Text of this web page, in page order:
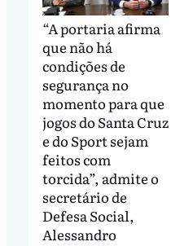
“A portaria afirma
que não há
condições de
segurança no
momento para que
jogos do Santa Cruz
e do Sport sejam
feitos com
torcida”, admite o
secretário de
Defesa Social,
Alessandro